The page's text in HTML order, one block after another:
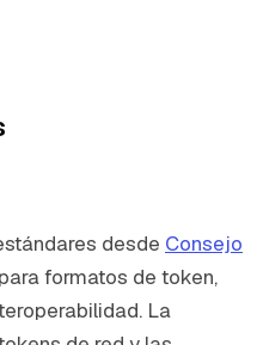
desde Consejo
para formatos de token,
La